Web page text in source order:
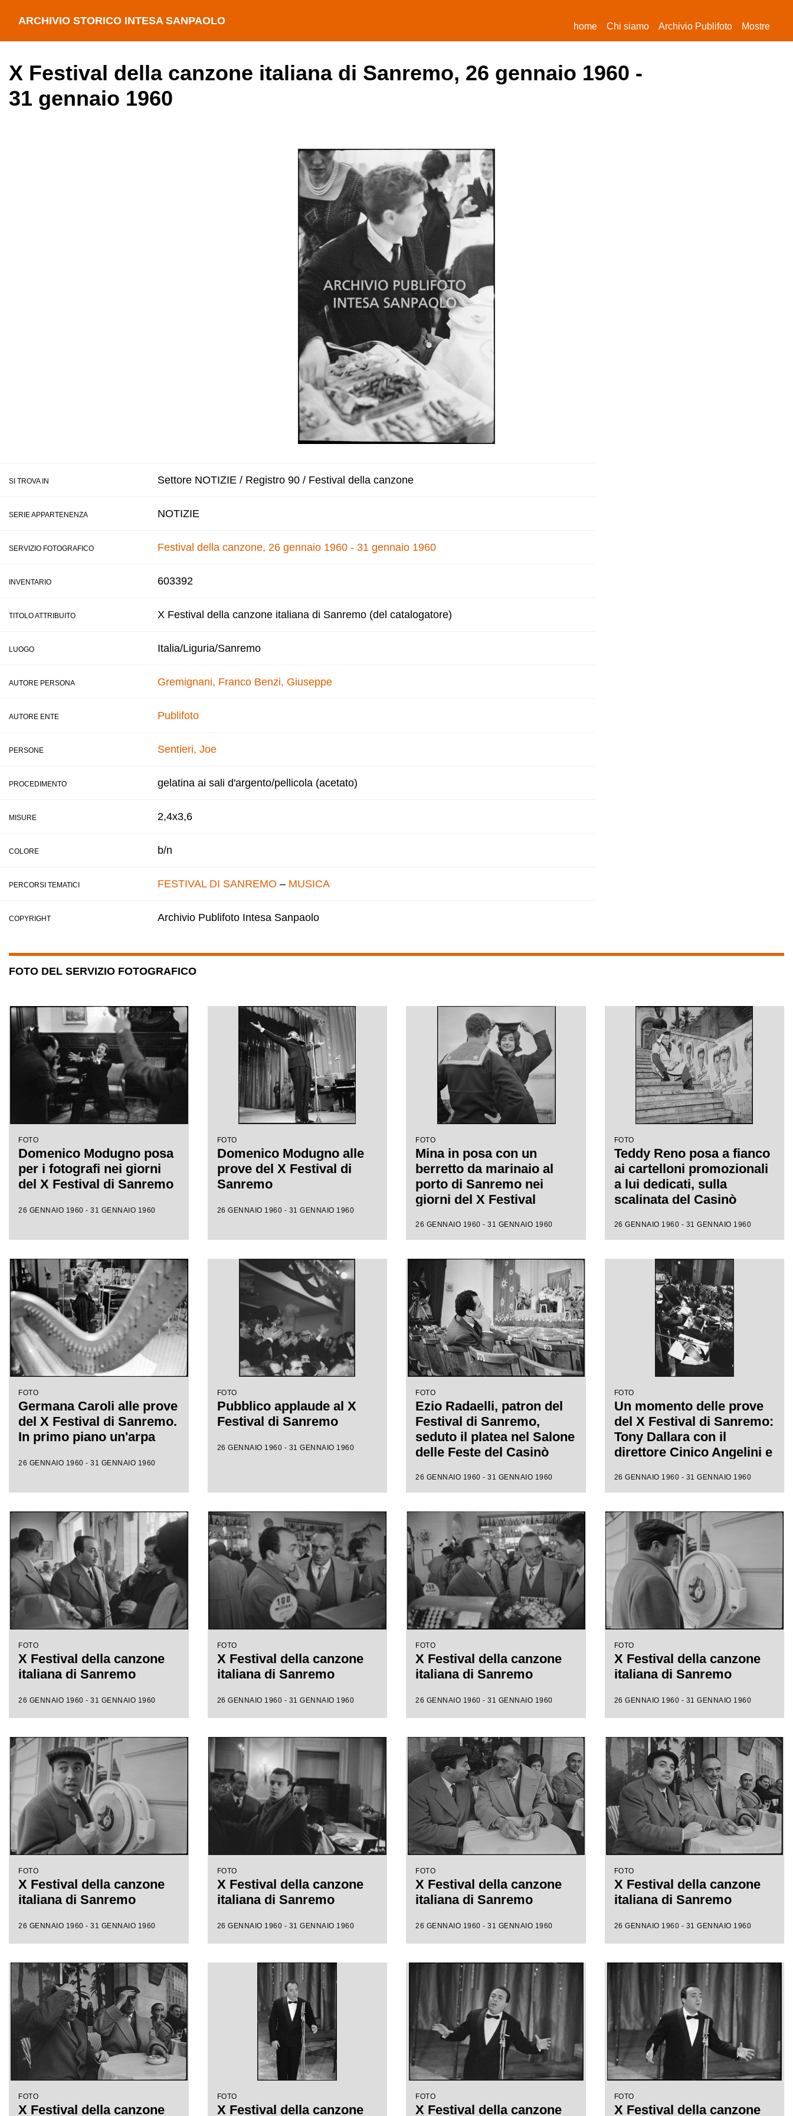
ARCHIVIO STORICO INTESA SANPAOLO home(current)
Chi siamo Archivio Publifoto Mostre
X Festival della canzone italiana di Sanremo, 26 gennaio 1960 -
31 gennaio 1960
SI TROVA IN Settore NOTIZIE / Registro 90 / Festival della canzone
SERIE APPARTENENZA NOTIZIE
SERVIZIO FOTOGRAFICO Festival della canzone, 26 gennaio 1960 - 31 gennaio 1960
INVENTARIO 603392
TITOLO ATTRIBUITO X Festival della canzone italiana di Sanremo (del catalogatore)
LUOGO Italia/Liguria/Sanremo
AUTORE PERSONA Gremignani, Franco Benzi, Giuseppe
AUTORE ENTE Publifoto
PERSONE Sentieri, Joe
PROCEDIMENTO gelatina ai sali d'argento/pellicola (acetato)
MISURE 2,4x3,6
COLORE b/n
PERCORSI TEMATICI FESTIVAL DI SANREMO – MUSICA
COPYRIGHT Archivio Publifoto Intesa Sanpaolo
FOTO DEL SERVIZIO FOTOGRAFICO
FOTO
Domenico Modugno posa
per i fotografi nei giorni
del X Festival di Sanremo
26 GENNAIO 1960 - 31 GENNAIO 1960
FOTO
Domenico Modugno alle
prove del X Festival di
Sanremo
26 GENNAIO 1960 - 31 GENNAIO 1960
FOTO
Mina in posa con un
berretto da marinaio al
porto di Sanremo nei
giorni del X Festival
26 GENNAIO 1960 - 31 GENNAIO 1960
FOTO
Teddy Reno posa a fianco
ai cartelloni promozionali
a lui dedicati, sulla
scalinata del Casinò
X Festival di Sanremo
26 GENNAIO 1960 - 31 GENNAIO 1960
FOTO
Germana Caroli alle prove
del X Festival di Sanremo.
In primo piano un'arpa
26 GENNAIO 1960 - 31 GENNAIO 1960
FOTO
Pubblico applaude al X
Festival di Sanremo
26 GENNAIO 1960 - 31 GENNAIO 1960
FOTO
Ezio Radaelli, patron del
Festival di Sanremo,
seduto il platea nel Salone
delle Feste del Casinò
prove della X edizione
26 GENNAIO 1960 - 31 GENNAIO 1960
FOTO
Un momento delle prove
del X Festival di Sanremo:
Tony Dallara con il
direttore Cinico Angelini e
delle Feste del Casinò
26 GENNAIO 1960 - 31 GENNAIO 1960
FOTO
X Festival della canzone
italiana di Sanremo
26 GENNAIO 1960 - 31 GENNAIO 1960
FOTO
X Festival della canzone
italiana di Sanremo
26 GENNAIO 1960 - 31 GENNAIO 1960
FOTO
X Festival della canzone
italiana di Sanremo
26 GENNAIO 1960 - 31 GENNAIO 1960
FOTO
X Festival della canzone
italiana di Sanremo
26 GENNAIO 1960 - 31 GENNAIO 1960
FOTO
X Festival della canzone
italiana di Sanremo
26 GENNAIO 1960 - 31 GENNAIO 1960
FOTO
X Festival della canzone
italiana di Sanremo
26 GENNAIO 1960 - 31 GENNAIO 1960
FOTO
X Festival della canzone
italiana di Sanremo
26 GENNAIO 1960 - 31 GENNAIO 1960
FOTO
X Festival della canzone
italiana di Sanremo
26 GENNAIO 1960 - 31 GENNAIO 1960
FOTO
X Festival della canzone
FOTO
X Festival della canzone
FOTO
X Festival della canzone
FOTO
X Festival della canzone